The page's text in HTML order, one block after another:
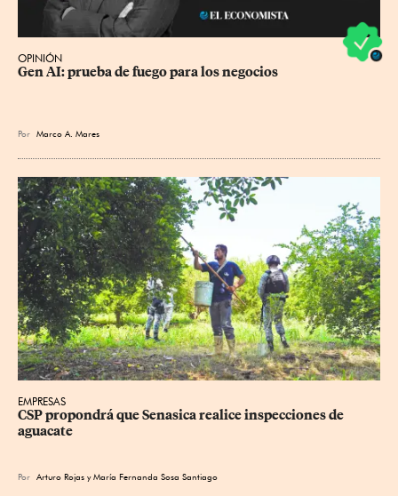
OPINIÓN
Gen AI: prueba de fuego para los negocios
Por Marco A. Mares
EMPRESAS
CSP propondrá que Senasica realice inspecciones de
aguacate
Por Arturo Rojas yMaría Fernanda Sosa Santiago